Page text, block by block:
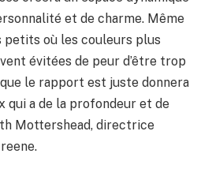
et de charme. Même
petits où les couleurs plus
évitées de peur d’être trop
que le rapport est juste donnera
qui a de la profondeur et de
Mottershead, directrice